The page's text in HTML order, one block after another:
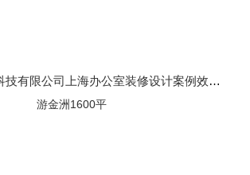
木林星系教育科技有限公司上海办公室装修设计案例效果图
游金洲1600平